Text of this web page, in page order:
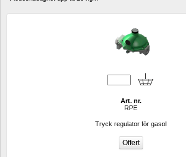
Art. nr.
RPE
Tryck regulator för gasol